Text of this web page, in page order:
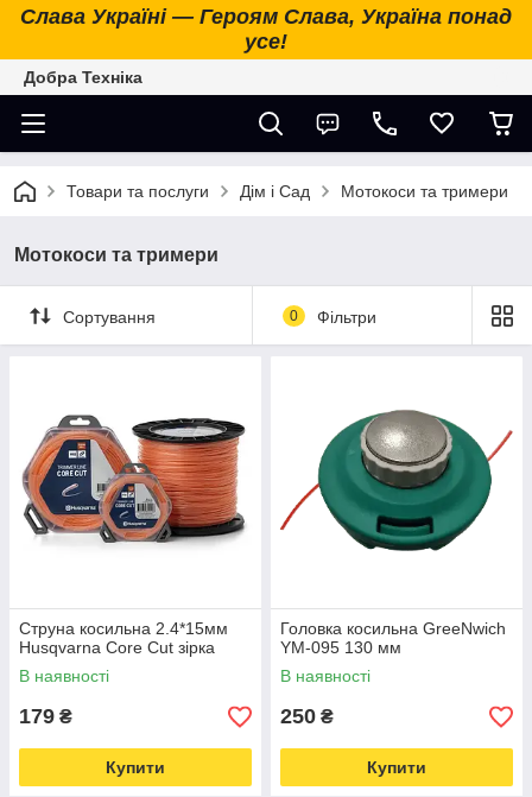
Слава Україні — Героям Слава, Україна понад
усе!
Добра Техніка
Товари та послуги Дім і Сад Мотокоси та тримери
Мотокоси та тримери
Сортування 0 Фільтри
Струна косильна 2.4*15мм
Husqvarna Core Cut зірка
В наявності
179 ₴
Купити
Головка косильна GreeNwich
YM-095 130 мм
В наявності
250 ₴
Купити